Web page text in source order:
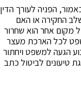
הפניה לעורך הדין
החקירה או האם
מקום אחר הוא שחרור
בית המשפט לכל הארכת מעצר
הגעה למשפט ויחתור
טיעונים לביטול כתב